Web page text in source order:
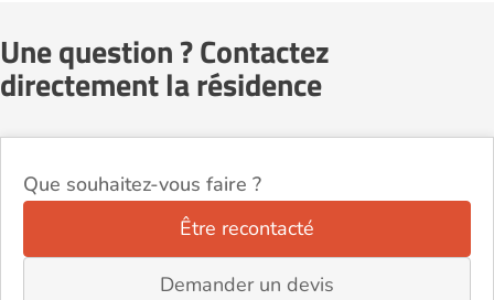
Une question ? Contactez
directement la résidence
Que souhaitez-vous faire ?
Être recontacté
Demander un devis